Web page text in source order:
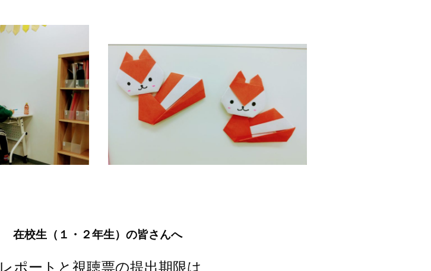
在校生（１・２年生）の皆さんへ
レポートと視聴票の提出期限は